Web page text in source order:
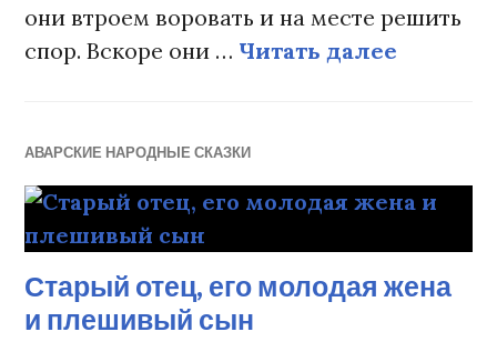
они втроем воровать и на месте решить
спор. Вскоре они … Читать далее
АВАРСКИЕ НАРОДНЫЕ СКАЗКИ
Старый отец, его молодая жена
и плешивый сын